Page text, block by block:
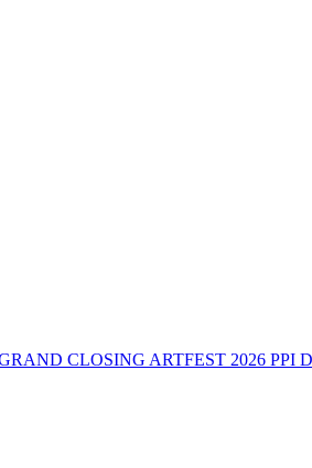
CLOSING ARTFEST 2026 PPI